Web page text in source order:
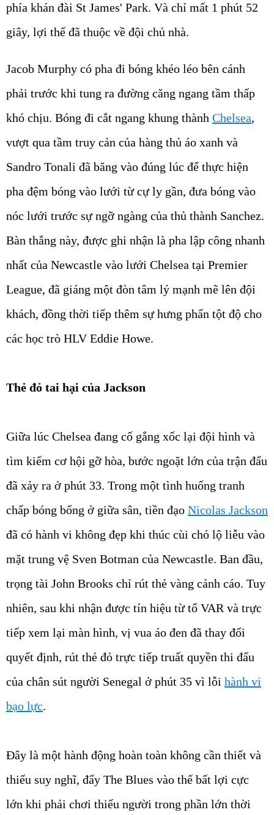
phía khán đài St James' Park. Và chỉ mất 1 phút 52
giây, lợi thế đã thuộc về đội chủ nhà.
Jacob Murphy có pha đi bóng khéo léo bên cánh
phải trước khi tung ra đường căng ngang tầm thấp
khó chịu. Bóng đi cắt ngang khung thành Chelsea,
vượt qua tầm truy cản của hàng thủ áo xanh và
Sandro Tonali đã băng vào đúng lúc để thực hiện
pha đệm bóng vào lưới từ cự ly gần, đưa bóng vào
nóc lưới trước sự ngỡ ngàng của thủ thành Sanchez.
Bàn thắng này, được ghi nhận là pha lập công nhanh
nhất của Newcastle vào lưới Chelsea tại Premier
League, đã giáng một đòn tâm lý mạnh mẽ lên đội
khách, đồng thời tiếp thêm sự hưng phấn tột độ cho
các học trò HLV Eddie Howe.
Thẻ đỏ tai hại của Jackson
Giữa lúc Chelsea đang cố gắng xốc lại đội hình và
tìm kiếm cơ hội gỡ hòa, bước ngoặt lớn của trận đấu
đã xảy ra ở phút 33. Trong một tình huống tranh
chấp bóng bổng ở giữa sân, tiền đạo Nicolas Jackson
đã có hành vi không đẹp khi thúc cùi chỏ lộ liễu vào
mặt trung vệ Sven Botman của Newcastle. Ban đầu,
trọng tài John Brooks chỉ rút thẻ vàng cảnh cáo. Tuy
nhiên, sau khi nhận được tín hiệu từ tổ VAR và trực
tiếp xem lại màn hình, vị vua áo đen đã thay đổi
quyết định, rút thẻ đỏ trực tiếp truất quyền thi đấu
của chân sút người Senegal ở phút 35 vì lỗi hành vi
bạo lực.
Đây là một hành động hoàn toàn không cần thiết và
thiếu suy nghĩ, đẩy The Blues vào thế bất lợi cực
lớn khi phải chơi thiếu người trong phần lớn thời